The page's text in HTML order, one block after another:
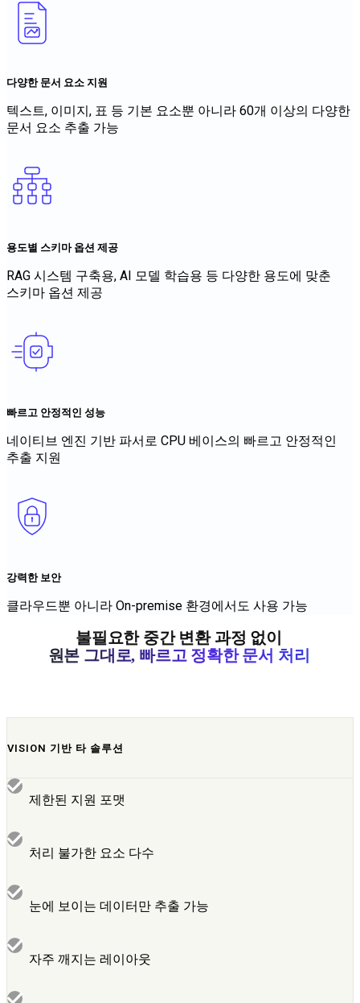
다양한 문서 요소 지원
텍스트, 이미지, 표 등 기본 요소뿐 아니라 60개 이상의 다양한
문서 요소 추출 가능
용도별 스키마 옵션 제공
RAG 시스템 구축용, AI 모델 학습용 등 다양한 용도에 맞춘
스키마 옵션 제공
빠르고 안정적인 성능
네이티브 엔진 기반 파서로 CPU 베이스의 빠르고 안정적인
추출 지원
강력한 보안
클라우드뿐 아니라 On-premise 환경에서도 사용 가능
불필요한 중간 변환 과정 없이
원본 그대로, 빠르고 정확한 문서 처리
VISION 기반 타 솔루션
제한된 지원 포맷
처리 불가한 요소 다수
눈에 보이는 데이터만 추출 가능
자주 깨지는 레이아웃